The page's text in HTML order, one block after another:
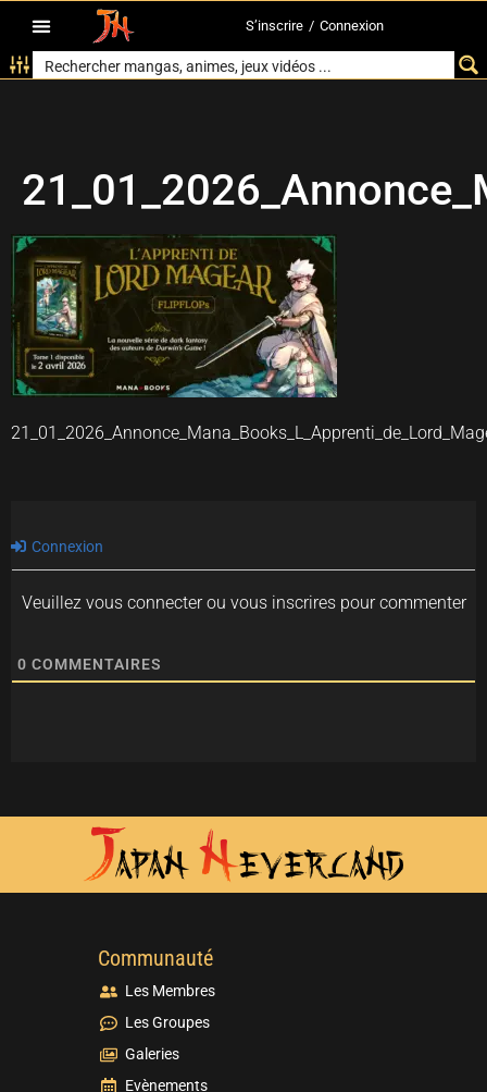
S’inscrire / Connexion
Connexion
Veuillez vous connecter ou vous inscrires pour commenter
0 COMMENTAIRES
Communauté
Les Membres
Les Groupes
Galeries
Evènements